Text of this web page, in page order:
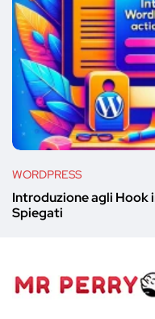
WORDPRESS
Introduzione agli Hook
Spiegati